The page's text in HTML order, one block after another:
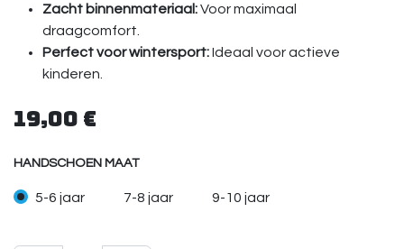
Zacht binnenmateriaal:Voor maximaal
draagcomfort.
Perfect voor wintersport:Ideaal voor actieve
kinderen.
19,00 €
HANDSCHOEN MAAT
5-6 jaar 7-8 jaar 9-10 jaar